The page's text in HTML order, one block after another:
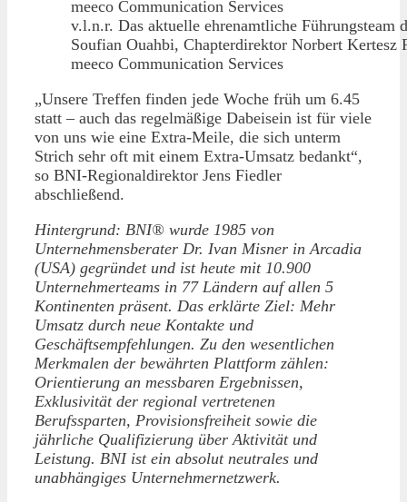
v.l.n.r. Das aktuelle ehrenamtliche Führungsteam
Soufian Ouahbi, Chapterdirektor Norbert
meeco Communication Services
„Unsere Treffen finden jede Woche früh um 6.45
statt – auch das regelmäßige Dabeisein ist für viele
von uns wie eine Extra-Meile, die sich unterm
Strich sehr oft mit einem Extra-Umsatz bedankt“,
so BNI-Regionaldirektor Jens Fiedler
abschließend.
Hintergrund: BNI® wurde 1985 von
Unternehmensberater Dr. Ivan Misner in Arcadia
(USA) gegründet und ist heute mit 10.900
Unternehmerteams in 77 Ländern auf allen 5
Kontinenten präsent. Das erklärte Ziel: Mehr
Umsatz durch neue Kontakte und
Geschäftsempfehlungen. Zu den wesentlichen
Merkmalen der bewährten Plattform zählen:
Orientierung an messbaren Ergebnissen,
Exklusivität der regional vertretenen
Berufssparten, Provisionsfreiheit sowie die
jährliche Qualifizierung über Aktivität und
Leistung. BNI ist ein absolut neutrales und
unabhängiges Unternehmernetzwerk.